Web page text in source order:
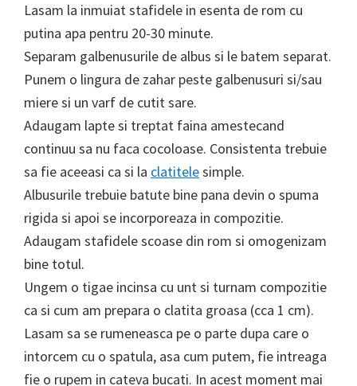
Lasam la inmuiat stafidele in esenta de rom cu
putina apa pentru 20-30 minute.
Separam galbenusurile de albus si le batem separat.
Punem o lingura de zahar peste galbenusuri si/sau
miere si un varf de cutit sare.
Adaugam lapte si treptat faina amestecand
continuu sa nu faca cocoloase. Consistenta trebuie
sa fie aceeasi ca si la clatitelesimple.
Albusurile trebuie batute bine pana devin o spuma
rigida si apoi se incorporeaza in compozitie.
Adaugam stafidele scoase din rom si omogenizam
bine totul.
Ungem o tigae incinsa cu unt si turnam compozitie
ca si cum am prepara o clatita groasa (cca 1 cm).
Lasam sa se rumeneasca pe o parte dupa care o
intorcem cu o spatula, asa cum putem, fie intreaga
fie o rupem in cateva bucati. In acest moment mai